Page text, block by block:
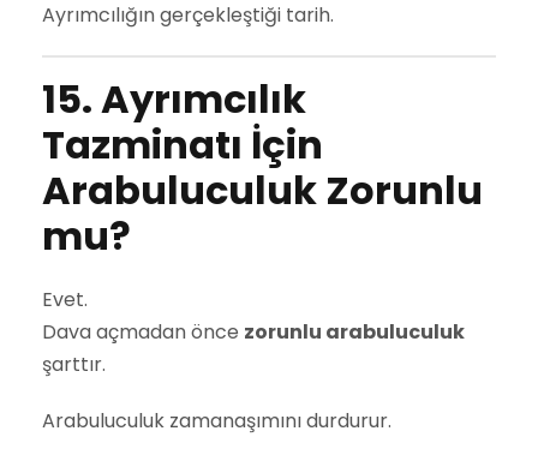
Ayrımcılığın gerçekleştiği tarih.
15. Ayrımcılık
Tazminatı İçin
Arabuluculuk Zorunlu
mu?
Evet.
Dava açmadan önce zorunlu arabuluculuk
şarttır.
Arabuluculuk zamanaşımını durdurur.